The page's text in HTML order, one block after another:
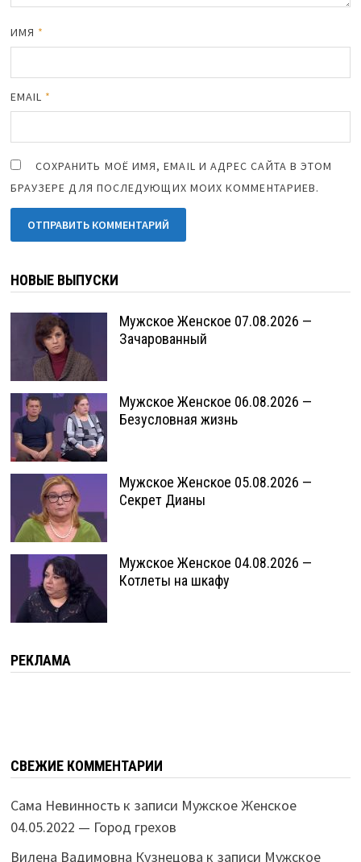
ИМЯ *
EMAIL *
СОХРАНИТЬ МОЁ ИМЯ, EMAIL И АДРЕС САЙТА В ЭТОМ
БРАУЗЕРЕ ДЛЯ ПОСЛЕДУЮЩИХ МОИХ КОММЕНТАРИЕВ.
НОВЫЕ ВЫПУСКИ
Мужское Женское 07.08.2026 —
Зачарованный
Мужское Женское 06.08.2026 —
Безусловная жизнь
Мужское Женское 05.08.2026 —
Секрет Дианы
Мужское Женское 04.08.2026 —
Котлеты на шкафу
РЕКЛАМА
СВЕЖИЕ КОММЕНТАРИИ
Сама Невинностьк записи Мужское Женское
04.05.2022 — Город грехов
Вилена Вадимовна Кузнецова к записи Мужское